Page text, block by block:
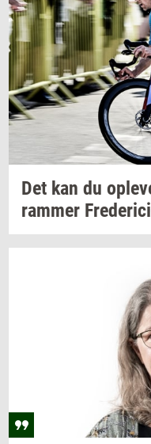
Det kan du
ram­mer